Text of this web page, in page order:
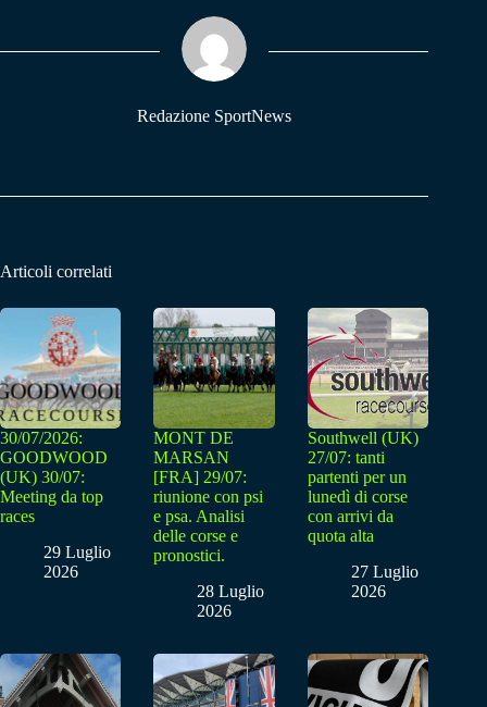
pp m
Redazione SportNews
Articoli correlati
30/07/2026:
GOODWOOD
(UK) 30/07:
Meeting da top
races
29 Luglio
2026
MONT DE
MARSAN
[FRA] 29/07:
riunione con psi
e psa. Analisi
delle corse e
pronostici.
28 Luglio
2026
Southwell (UK)
27/07: tanti
partenti per un
lunedì di corse
con arrivi da
quota alta
27 Luglio
2026